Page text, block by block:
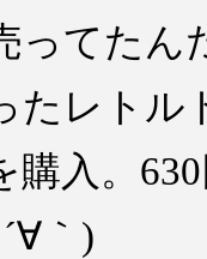
ってたん
たレトル
購入。
｀)